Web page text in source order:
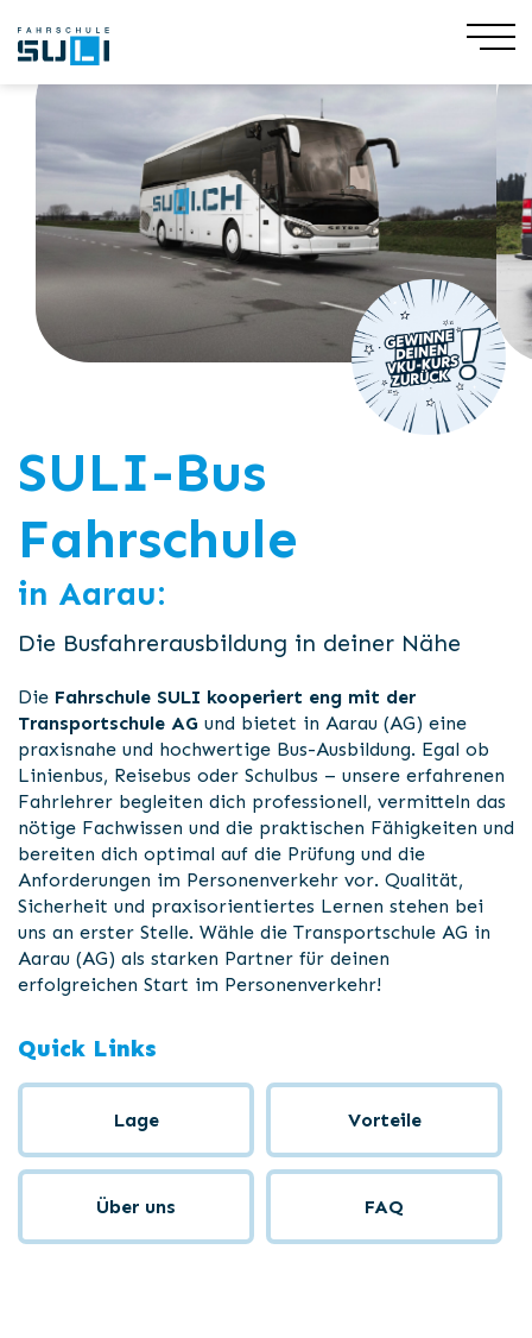
SULI-Bus
Fahrschule
in Aarau:
Die Busfahrerausbildung in deiner Nähe
Die Fahrschule SULI kooperiert eng mit der
Transportschule AG und bietet in Aarau (AG) eine
praxisnahe und hochwertige Bus-Ausbildung. Egal ob
Linienbus, Reisebus oder Schulbus – unsere erfahrenen
Fahrlehrer begleiten dich professionell, vermitteln das
nötige Fachwissen und die praktischen Fähigkeiten und
bereiten dich optimal auf die Prüfung und die
Anforderungen im Personenverkehr vor. Qualität,
Sicherheit und praxisorientiertes Lernen stehen bei
uns an erster Stelle. Wähle die Transportschule AG in
Aarau (AG) als starken Partner für deinen
erfolgreichen Start im Personenverkehr!
Quick Links
Lage Vorteile
Über uns FAQ